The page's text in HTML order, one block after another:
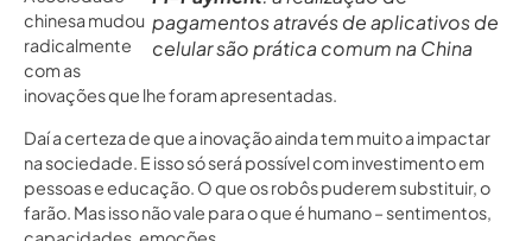
pagamentos através de aplicativos de
celular são prática comum na China
chinesa mudou
radicalmente
com as
inovações que lhe foram apresentadas.
Daí a certeza de que a inovação ainda tem muito a impactar
na sociedade. E isso só será possível com investimento em
pessoas e educação. O que os robôs puderem substituir, o
farão. Mas isso não vale para o que é humano – sentimentos,